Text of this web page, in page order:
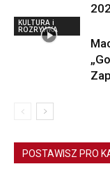
KULTURA i
ROZRYWKA
POSTAWISZ PRO